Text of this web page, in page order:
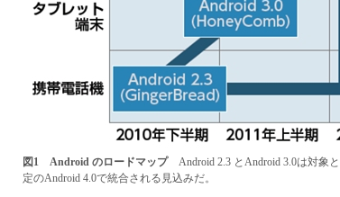
図1 Android のロードマップAndroid 2.3 とAndroid 3.0は対象
定のAndroid 4.0で統合される見込みだ。